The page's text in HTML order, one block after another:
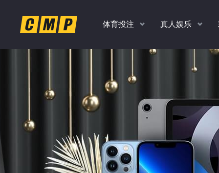
体育投注
返水 高达
1.0%
真人娱乐
返水 高达
1.0%
时时彩、PK10、香港彩
各种玩法任你玩
返水 高达
1.10
返水 高达
1.20
老虎机，捕鱼，真人
多款经典游戏 扫码